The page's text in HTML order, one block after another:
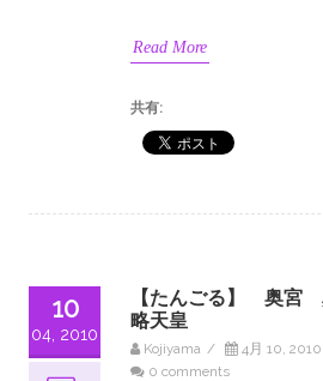
Read More
共有:
10
04, 2010
【たんごる】 奥宮
略天皇
Kojiyama / 4月 10, 2010
0 comments